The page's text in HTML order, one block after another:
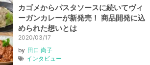
カゴメからパスタソースに続いてヴィ
ーガンカレーが新発売！ 商品開発に込
められた想いとは
2020/03/17
by 田口 尚子
インタビュー